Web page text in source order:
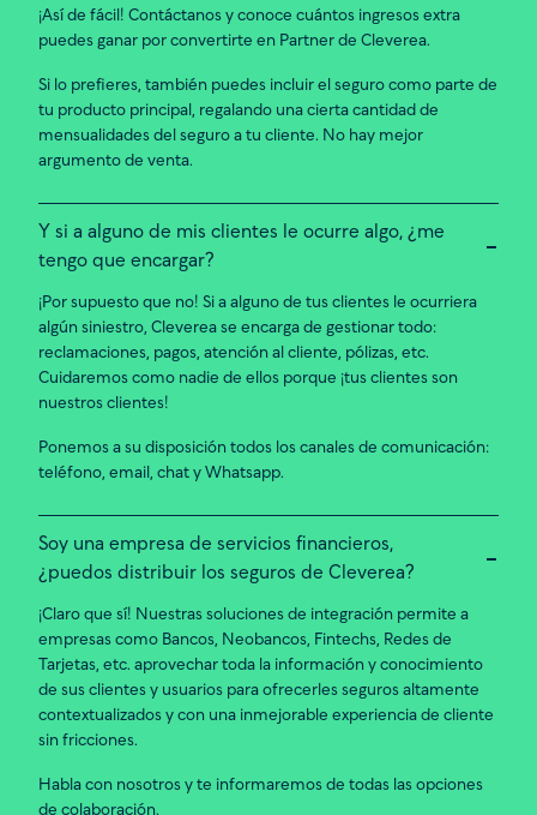
¡Así de fácil! Contáctanos y conoce cuántos ingresos extra
puedes ganar por convertirte en Partner de Cleverea.
Si lo prefieres, también puedes incluir el seguro como parte de
tu producto principal, regalando una cierta cantidad de
mensualidades del seguro a tu cliente. No hay mejor
argumento de venta.
Y si a alguno de mis clientes le ocurre algo, ¿me
tengo que encargar?
¡Por supuesto que no! Si a alguno de tus clientes le ocurriera
algún siniestro, Cleverea se encarga de gestionar todo:
reclamaciones, pagos, atención al cliente, pólizas, etc.
Cuidaremos como nadie de ellos porque ¡tus clientes son
nuestros clientes!
Ponemos a su disposición todos los canales de comunicación:
teléfono, email, chat y Whatsapp.
Soy una empresa de servicios financieros,
¿puedos distribuir los seguros de Cleverea?
¡Claro que sí! Nuestras soluciones de integración permite a
empresas como Bancos, Neobancos, Fintechs, Redes de
Tarjetas, etc. aprovechar toda la información y conocimiento
de sus clientes y usuarios para ofrecerles seguros altamente
contextualizados y con una inmejorable experiencia de cliente
sin fricciones.
Habla con nosotros y te informaremos de todas las opciones
de colaboración.